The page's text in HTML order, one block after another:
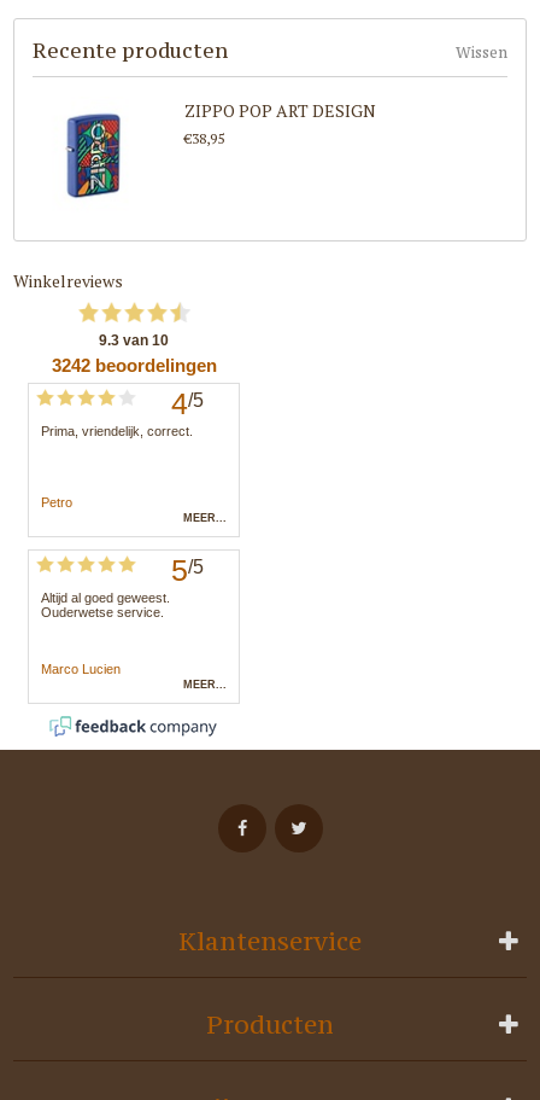
Recente producten Wissen
ZIPPO POP ART DESIGN
€38,95
Winkelreviews
Klantenservice
Producten